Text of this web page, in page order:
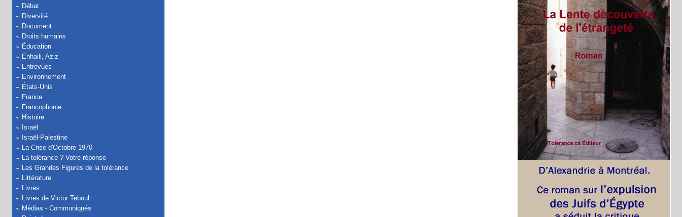
Débat
Diversité
Document
Droits humains
Éducation
Enhaili, Aziz
Entrevues
Environnement
États-Unis
France
Francophonie
Histoire
Israël
Israël-Palestine
La Crise d'Octobre 1970
La tolérance ? Votre réponse
Les Grandes Figures de la tolérance
Littérature
Livres
Livres de Victor Teboul
Médias - Communiqués